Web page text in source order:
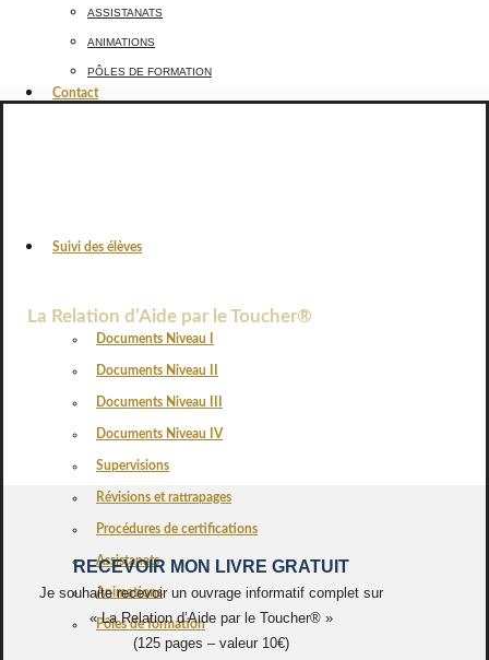
Contact
Suivi des élèves
Documents Niveau I
Documents Niveau II
Documents Niveau III
Documents Niveau IV
Supervisions
Révisions et rattrapages
Procédures de certifications
Assistanats
Animations
Pôles de formation
ASSISTANATS
ANIMATIONS
PÔLES DE FORMATION
La Relation d’Aide par le Toucher®
RECEVOIR MON LIVRE GRATUIT
Je souhaite recevoir un ouvrage informatif complet sur
« La Relation d’Aide par le Toucher® »
(125 pages – valeur 10€)